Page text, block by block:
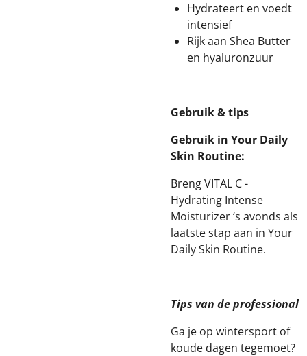
Hydrateert en voedt
intensief
Rijk aan Shea Butter
en hyaluronzuur
Gebruik & tips
Gebruik in Your Daily
Skin Routine:
Breng VITAL C -
Hydrating Intense
Moisturizer ‘s avonds als
laatste stap aan in Your
Daily Skin Routine.
Tips van de professional
Ga je op wintersport of
koude dagen tegemoet?